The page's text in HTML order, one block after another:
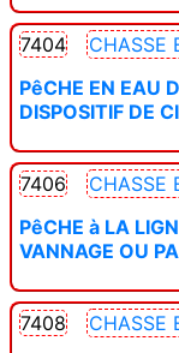
7404
CHASSE
PêCHE EN EAU
DISPOSITIF DE
7406
CHASSE
PêCHE à LA
VANNAGE OU
7408
CHASSE